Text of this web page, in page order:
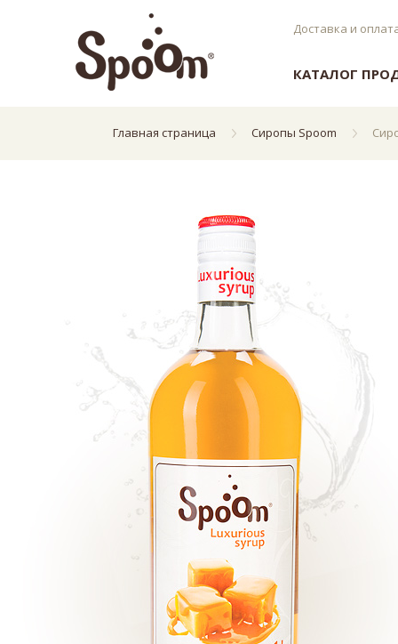
Доставка и
КАТАЛОГ
Главная страница Сиропы Spoom